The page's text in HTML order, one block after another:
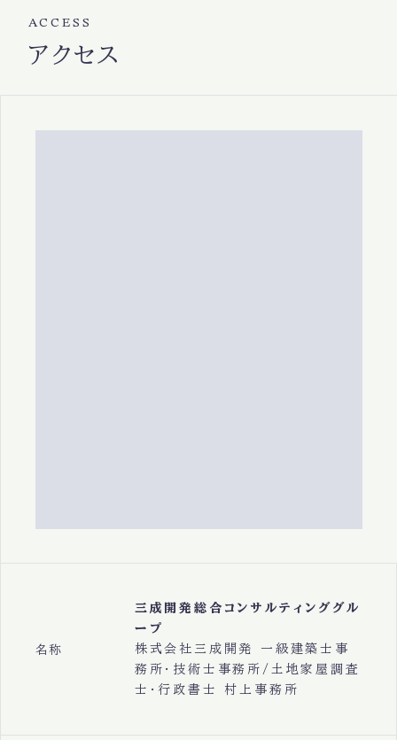
ACCESS
アクセス
名称
三成開発総合コンサルティンググル
ープ
株式会社三成開発 一級建築士事
務所・技術士事務所/土地家屋調査
士・行政書士 村上事務所